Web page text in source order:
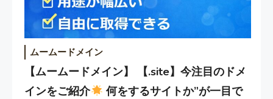
ムームードメイン
【ムームードメイン】 【.site】今注目のドメ
インをご紹介
何をするサイトか”が一目で